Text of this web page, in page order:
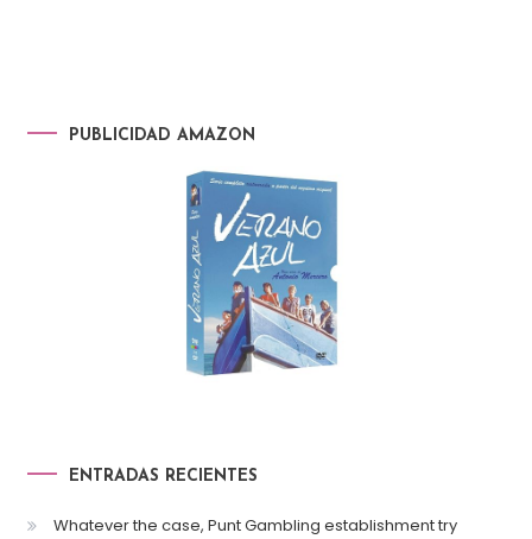
PUBLICIDAD AMAZON
ENTRADAS RECIENTES
Whatever the case, Punt Gambling establishment try